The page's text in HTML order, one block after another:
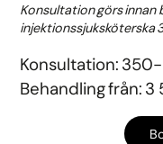
Konsultation görs innan
injektionssjuksköterska
Konsultation:
Behandling från: 3